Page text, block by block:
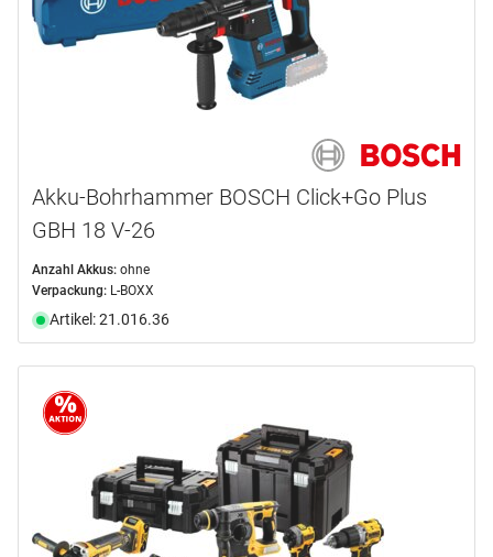
Akku-Bohrhammer BOSCH Click+Go Plus
GBH 18 V-26
Anzahl Akkus: ohne
Verpackung: L-BOXX
Artikel: 21.016.36